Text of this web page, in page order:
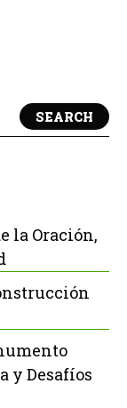
SEARCH
la Oración,
y Desafíos